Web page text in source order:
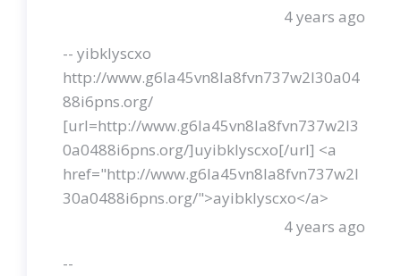
4 years ago
-- yibklyscxo
http://www.g6la45vn8la8fvn737w2l30a04
88i6pns.org/
[url=http://www.g6la45vn8la8fvn737w2l3
0a0488i6pns.org/]uyibklyscxo[/url] <a
href="http://www.g6la45vn8la8fvn737w2l
30a0488i6pns.org/">ayibklyscxo</a>
4 years ago
--